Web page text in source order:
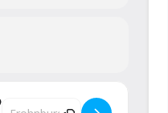
Destination Address -